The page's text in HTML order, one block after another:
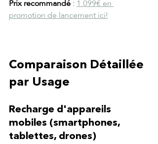
Prix recommandé : 1 099€ en
promotion de lancement ici!
Comparaison Détaillée
par Usage
Recharge d'appareils
mobiles (smartphones,
tablettes, drones)